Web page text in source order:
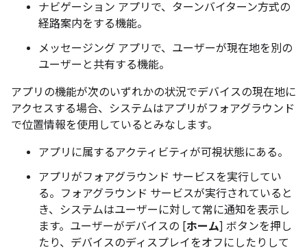
ナビゲーション アプリで、ターンバイターン方式の
経路案内をする機能。
メッセージング アプリで、ユーザーが現在地を別の
ユーザーと共有する機能。
アプリの機能が次のいずれかの状況でデバイスの現在地に
アクセスする場合、システムはアプリがフォアグラウンド
で位置情報を使用しているとみなします。
アプリに属するアクティビティが可視状態にある。
アプリがフォアグラウンド サービスを実行してい
る。フォアグラウンド サービスが実行されていると
き、システムはユーザーに対して常に通知を表示し
ます。ユーザーがデバイスの [ホーム] ボタンを押し
たり、デバイスのディスプレイをオフにしたりして